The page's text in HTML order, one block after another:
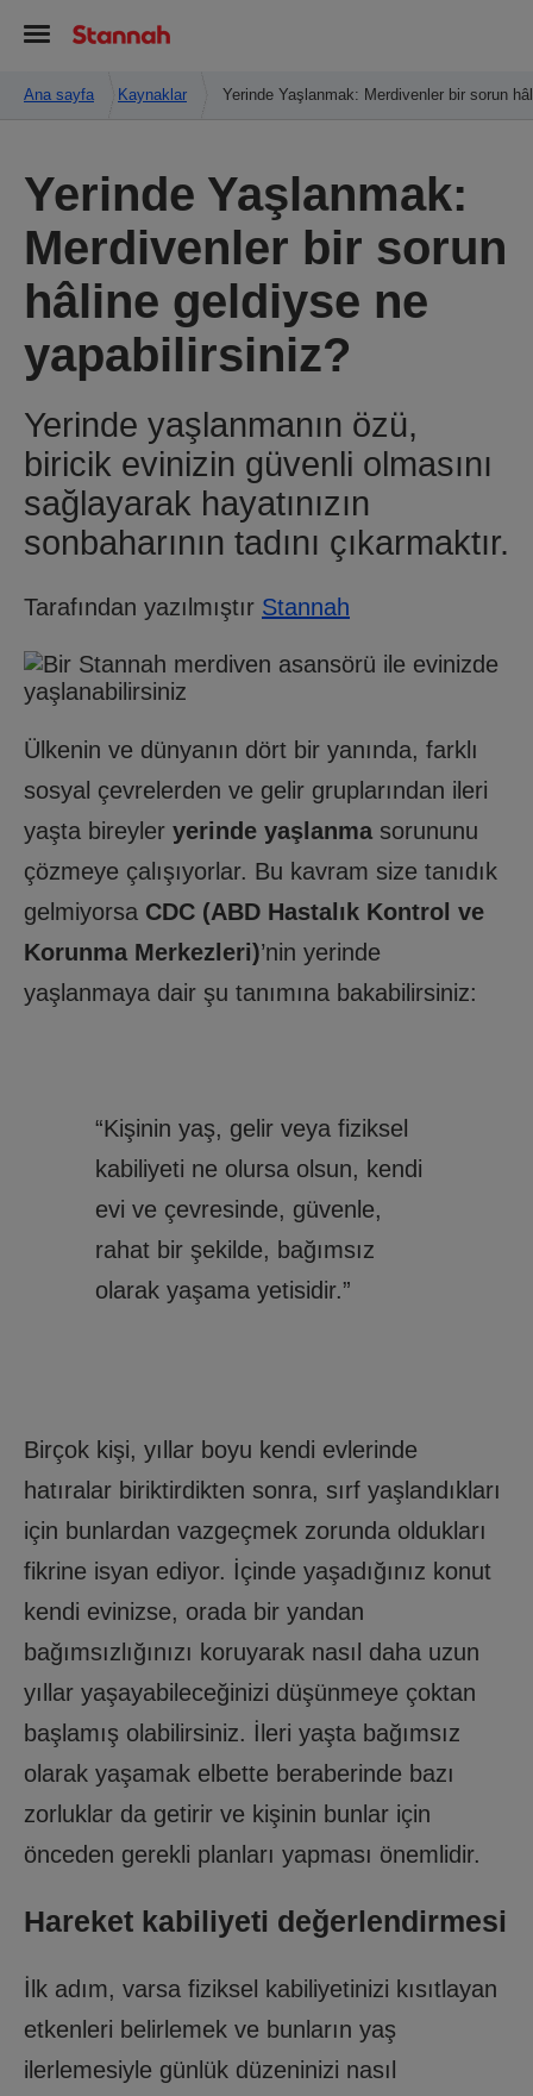
Ana sayfa Kaynaklar Yerinde Yaşlanmak: Merdivenler bir sorun
Yerinde Yaşlanmak:
Merdivenler bir sorun
hâline geldiyse ne
yapabilirsiniz?
Yerinde yaşlanmanın özü,
biricik evinizin güvenli olmasını
sağlayarak hayatınızın
sonbaharının tadını çıkarmaktır.
Tarafından yazılmıştır Stannah
Ülkenin ve dünyanın dört bir yanında, farklı
sosyal çevrelerden ve gelir gruplarından ileri
yaşta bireyler yerinde yaşlanma sorununu
çözmeye çalışıyorlar. Bu kavram size tanıdık
gelmiyorsa CDC (ABD Hastalık Kontrol ve
Korunma Merkezleri)’nin yerinde
yaşlanmaya dair şu tanımına bakabilirsiniz:
“Kişinin yaş, gelir veya fiziksel
kabiliyeti ne olursa olsun, kendi
evi ve çevresinde, güvenle,
rahat bir şekilde, bağımsız
olarak yaşama yetisidir.”
Birçok kişi, yıllar boyu kendi evlerinde
hatıralar biriktirdikten sonra, sırf yaşlandıkları
için bunlardan vazgeçmek zorunda oldukları
fikrine isyan ediyor. İçinde yaşadığınız konut
kendi evinizse, orada bir yandan
bağımsızlığınızı koruyarak nasıl daha uzun
yıllar yaşayabileceğinizi düşünmeye çoktan
başlamış olabilirsiniz. İleri yaşta bağımsız
olarak yaşamak elbette beraberinde bazı
zorluklar da getirir ve kişinin bunlar için
önceden gerekli planları yapması önemlidir.
Hareket kabiliyeti değerlendirmesi
İlk adım, varsa fiziksel kabiliyetinizi kısıtlayan
etkenleri belirlemek ve bunların yaş
ilerlemesiyle günlük düzeninizi nasıl